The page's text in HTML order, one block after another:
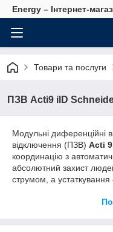
Energy – Інтернет-
Товари та послуги
ПЗВ Acti9 ilD
Модульні диференційні
відключення (ПЗВ) Acti
координацію з
абсолютний захист
струмом, а устаткування
Правильно вибрати